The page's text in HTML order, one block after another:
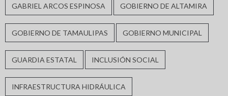
GABRIEL ARCOS ESPINOSA GOBIERNO DE ALTAMIRA
GOBIERNO DE TAMAULIPAS GOBIERNO MUNICIPAL
GUARDIA ESTATAL INCLUSIÓN SOCIAL
INFRAESTRUCTURA HIDRÁULICA